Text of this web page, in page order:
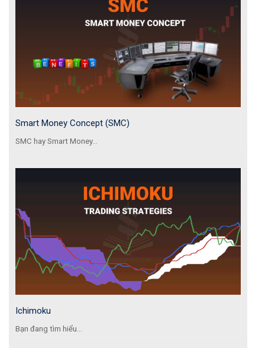
Smart Money Concept (SMC)
SMC hay Smart Money...
Ichimoku
Bạn đang tìm hiểu...